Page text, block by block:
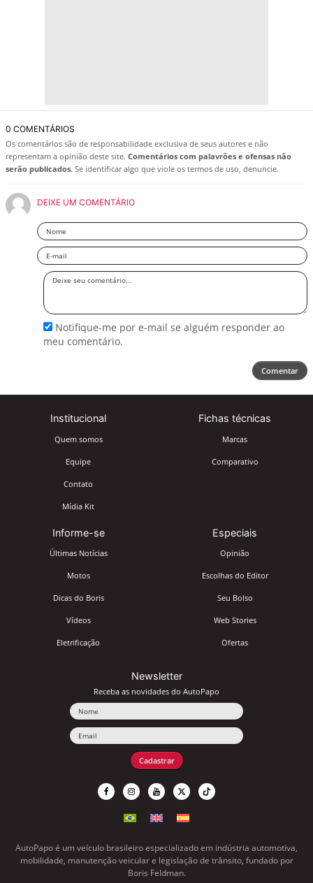
0 COMENTÁRIOS
Os comentários são de responsabilidade exclusiva de seus autores e não
representam a opinião deste site. Comentários com palavrões e ofensas não
serão publicados. Se identificar algo que viole os termos de uso, denuncie.
DEIXE UM COMENTÁRIO
Nome
Email
Deixe
Notifique-me por e-mail se alguém responder ao
meu comentário.
Comentar
Institucional
Quem somos
Equipe
Contato
Mídia Kit
Fichas técnicas
Marcas
Comparativo
Informe-se
Últimas Notícias
Motos
Dicas do Boris
Vídeos
Eletrificação
Especiais
Opinião
Escolhas do Editor
Seu Bolso
Web Stories
Ofertas
Newsletter
Receba as novidades do AutoPapo
Cadastrar
AutoPapo é um veículo brasileiro especializado em indústria automotiva,
mobilidade, manutenção veicular e legislação de trânsito, fundado por
Boris Feldman.